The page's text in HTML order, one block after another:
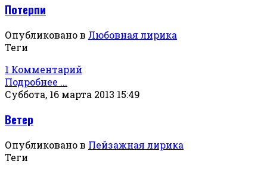
Потерпи
Опубликовано в Любовная лирика
Теги
1 Комментарий
Подробнее ...
Суббота, 16 марта 2013 15:49
Ветер
Опубликовано в Пейзажная лирика
Теги